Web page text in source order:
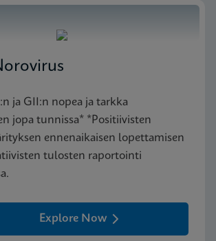
ja GII:n nopea ja tarkka
jopa tunnissa* *Positiivisten
ennenaikaisen lopettamisen
tulosten raportointi
Explore Now